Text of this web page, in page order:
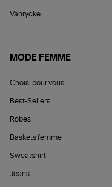
Vanrycke
MODE FEMME
Choisi pour vous
Best-Sellers
Robes
Baskets femme
Sweatshirt
Jeans